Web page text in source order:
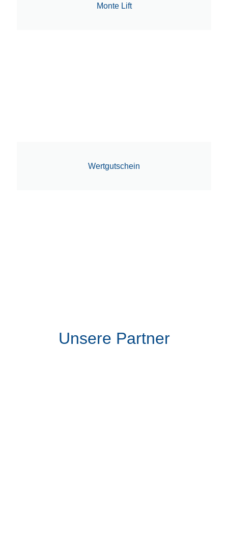
Monte Lift
Wertgutschein
Unsere Partner